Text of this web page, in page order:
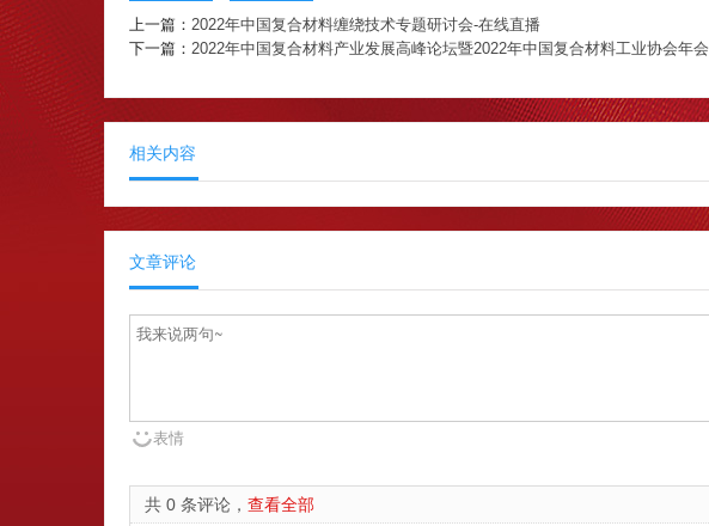
上一篇： 2022年中国复合材料缠绕技术专题研讨会-在线直播
下一篇： 2022年中国复合材料产业发展高峰论坛暨2022年中国复合材料工业协会年会
相关内容
文章评论
表情
共 0 条评论， 查看全部